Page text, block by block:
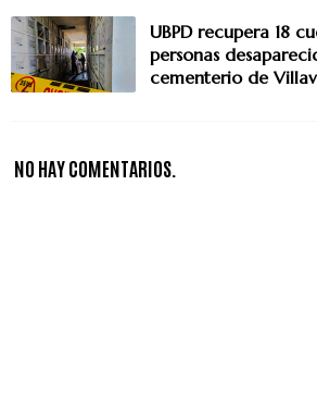
UBPD recupera 18
personas
cementerio de
NO HAY COMENTARIOS.